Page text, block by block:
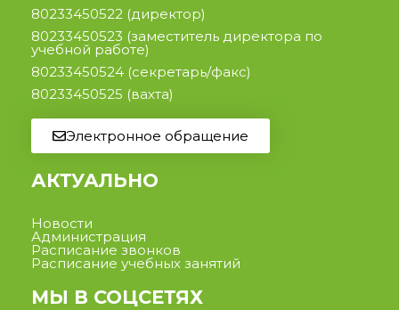
80233450522 (директор)
80233450523 (заместитель директора по
учебной работе)
80233450524 (секретарь/факс)
80233450525 (вахта)
Электронное обращение
АКТУАЛЬНО
Новости
Администрация
Расписание звонков
Расписание учебных занятий
МЫ В СОЦСЕТЯХ